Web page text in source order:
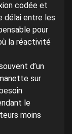
codée et
délai entre les
pour
la réactivité
d’un
sur
le
moins